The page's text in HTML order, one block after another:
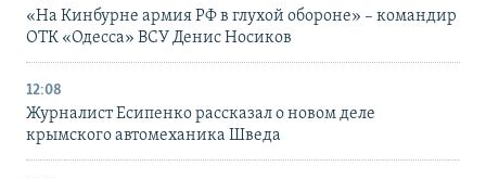
«На Кинбурне армия РФ в глухой обороне» – командир
ОТК «Одесса» ВСУ Денис Носиков
12:08
Журналист Есипенко рассказал о новом деле
крымского автомеханика Шведа